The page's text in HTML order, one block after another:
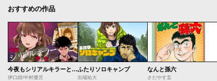
おすすめの作品
今夜もシリアルキラーと待ち合わせ
伊口紺/中村優児
ふたりソロキャンプ
出端祐大
なんと孫六
さだやす圭